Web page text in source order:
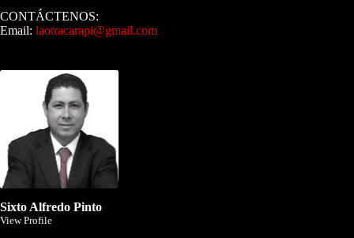
CONTÁCTENOS:
Email: laotracarapi@gmail.com
Sixto Alfredo Pinto
View Profile